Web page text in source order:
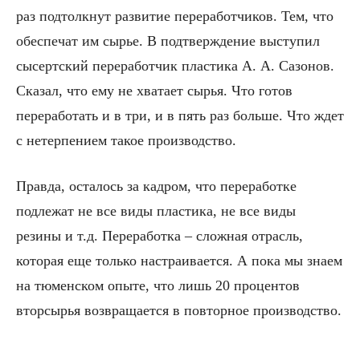
раз подтолкнут развитие переработчиков. Тем, что
обеспечат им сырье. В подтверждение выступил
сысертский переработчик пластика А. А. Сазонов.
Сказал, что ему не хватает сырья. Что готов
переработать и в три, и в пять раз больше. Что ждет
с нетерпением такое производство.
Правда, осталось за кадром, что переработке
подлежат не все виды пластика, не все виды
резины и т.д. Переработка – сложная отрасль,
которая еще только настраивается. А пока мы знаем
на тюменском опыте, что лишь 20 процентов
вторсырья возвращается в повторное производство.